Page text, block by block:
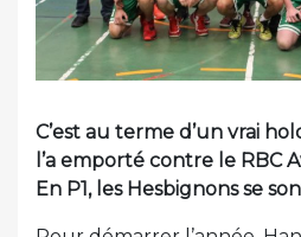
C’est au terme d’un vrai
l’a emporté contre le RBC
En P1, les Hesbignons se